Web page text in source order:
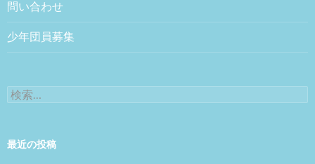
問い合わせ
少年団員募集
検索:
最近の投稿